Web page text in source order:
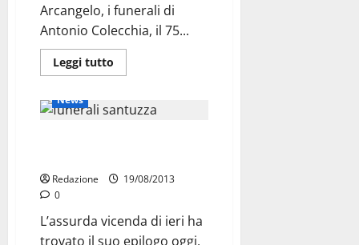
Arcangelo, i funerali di
Antonio Colecchia, il 75...
Leggi tutto
Attualità
Cronaca
News
Redazione
19/08/2013
0
L’assurda vicenda di ieri ha
trovato il suo epilogo oggi,